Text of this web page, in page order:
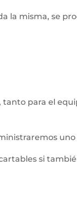
la misma, se
tanto para el
uno
si